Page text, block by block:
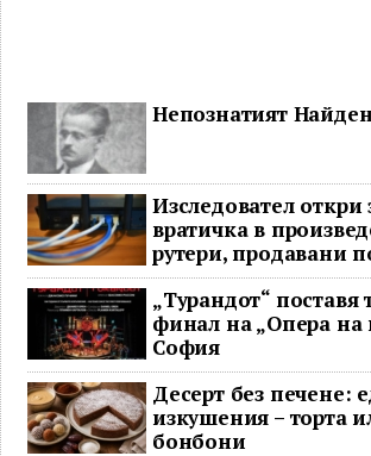
Непознатият
Изследовател откри
вратичка в
рутери, продавани
„Турандот“ поставя
финал на „Опера на
София
Десерт без печене:
изкушения – торта
бонбони